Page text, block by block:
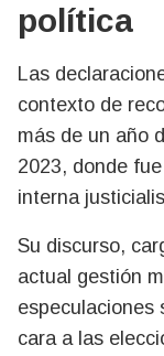
política
Las
contexto de
más de un año
2023, donde
interna
Su discurso,
actual gestión
especulaciones
cara a las